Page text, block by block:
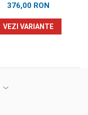
376,00 RON
VEZI VARIANTE